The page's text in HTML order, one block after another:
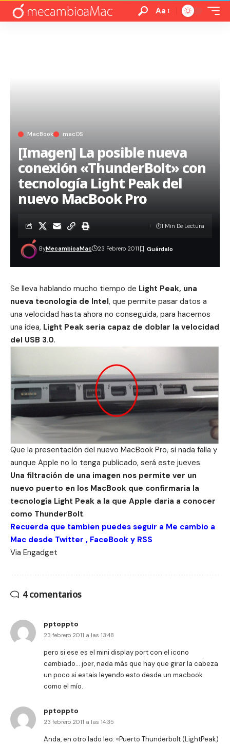
Aa
MacBook macOS
[Imagen] La posible nueva
conexión «ThunderBolt» con
tecnología Light Peak del
nuevo MacBook Pro
ByMecambioaMac 23 Febrero 2011
1 Min De Lectura
Se lleva hablando mucho tiempo de Light Peak, una
nueva tecnologia de Intel, que permite pasar datos a
una velocidad hasta ahora no conseguida, para hacernos
una idea, Light Peak seria capaz de doblar la velocidad
del USB 3.0.
Que la presentación del nuevo MacBook Pro, si nada falla y
aunque Apple no lo tenga publicado, será este jueves.
Una filtración de una imagen nos permite ver un
nuevo puerto en los MacBook que confirmaria la
tecnología Light Peak a la que Apple daria a conocer
como ThunderBolt.
Recuerda que tambien puedes seguir a Me cambio a
Mac desde Twitter , FaceBook y RSS
Via Engadget
4 comentarios
pptoppto
23 febrero 2011 a las 13:48
pero si ese es el mini display port con el icono
cambiado… joer, nada más que hay que girar la cabeza
un poco si estais leyendo esto desde un macbook
como el mío.
pptoppto
23 febrero 2011 a las 14:35
Anda, en otro lado leo: «Puerto Thunderbolt (LightPeak)